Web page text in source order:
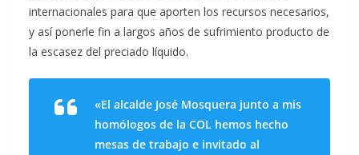
internacionales para que aporten los recursos necesarios,
y así ponerle fin a largos años de sufrimiento producto de
la escasez del preciado líquido.
«El alcalde José Mosquera junto a mis
homólogos de la COL hemos hecho
mesas de trabajo e invitado al